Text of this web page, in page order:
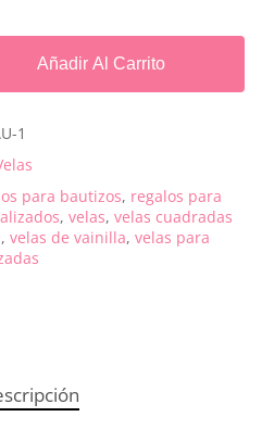
Añadir Al Carrito
1
para bautizos, regalos para
, velas, velas cuadradas
, velas de vainilla, velas para